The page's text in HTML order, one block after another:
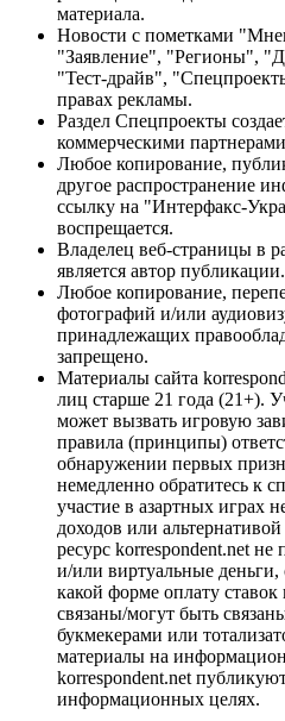
материала.
Новости с пометками
"Заявление", "Регионы",
"Тест-драйв",
правах рекламы.
Раздел Спецпроекты
коммерческими
Любое копирование,
другое распространение
ссылку на "Интерфакс-
воспрещается.
Владелец веб-страницы в
является автор публикации.
Любое копирование,
фотографий и/или
принадлежащих
запрещено.
Материалы сайта
лиц старше 21 года (21+).
может вызвать игровую
правила (принципы)
обнаружении первых
немедленно обратитесь к
участие в азартных играх
доходов или
ресурс korrespondent.net
и/или виртуальные
какой форме оплату
связаны/могут быть
букмекерами или
материалы на
korrespondent.net
информационных целях.